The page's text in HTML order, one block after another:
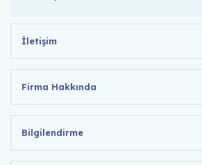
İletişim
Firma Hakkında
Bilgilendirme